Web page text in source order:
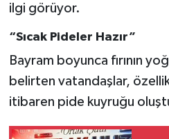
ilgi görüyor.
“Sıcak Pideler Hazır”
Bayram boyunca fırının
belirten vatandaşlar,
itibaren pide kuyruğu